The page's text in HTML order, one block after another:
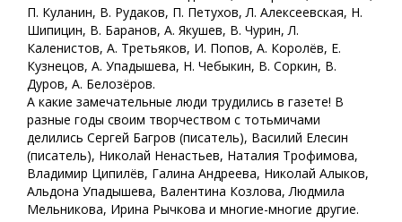
П. Куланин, В. Рудаков, П. Петухов, Л. Алексеевская, Н.
Шипицин, В. Баранов, А. Якушев, В. Чурин, Л.
Каленистов, А. Третьяков, И. Попов, А. Королёв, Е.
Кузнецов, А. Упадышева, Н. Чебыкин, В. Соркин, В.
Дуров, А. Белозёров.
А какие замечательные люди трудились в газете! В
разные годы своим творчеством с тотьмичами
делились Сергей Багров (писатель), Василий Елесин
(писатель), Николай Ненастьев, Наталия Трофимова,
Владимир Ципилёв, Галина Андреева, Николай Алыков,
Альдона Упадышева, Валентина Козлова, Людмила
Мельникова, Ирина Рычкова и многие-многие другие.